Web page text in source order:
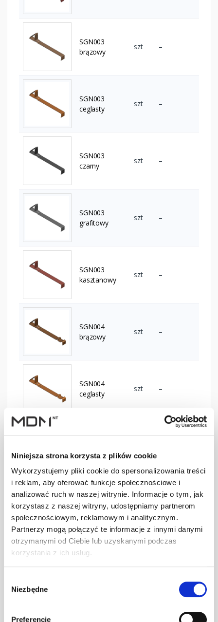
Niniejsza strona korzysta z plików cookie
Wykorzystujemy pliki cookie do spersonalizowania treści
i reklam, aby oferować funkcje społecznościowe i
analizować ruch w naszej witrynie. Informacje o tym, jak
korzystasz z naszej witryny, udostępniamy partnerom
społecznościowym, reklamowym i analitycznym.
Partnerzy mogą połączyć te informacje z innymi danymi
otrzymanymi od Ciebie lub uzyskanymi podczas
korzystania z ich usług.
zgody
Niezbędne
Preferencje
SGN003
brązowy
szt –
SGN003
ceglasty
szt –
SGN003
czarny
szt –
SGN003
grafitowy
szt –
SGN003
kasztanowy
szt –
SGN004
brązowy
szt –
SGN004
ceglasty
szt –
SGN004
grafitowy
szt
SGN004